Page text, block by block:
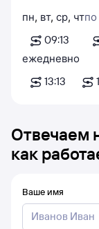
пн, вт, ср, чт
09:13
ежедневно
13:13
Отвечаем
как
Ваше имя